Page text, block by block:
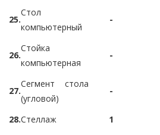
25.
Стол
компьютерный
-
26.
Стойка
компьютерная
-
27.
Сегмент стола
(угловой)
-
28.Стеллаж 1